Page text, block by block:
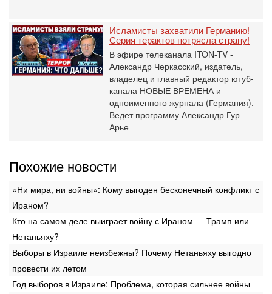
Исламисты захватили Германию!
Серия терактов потрясла страну!
В эфире телеканала ITON-TV -
Александр Черкасский, издатель,
владелец и главный редактор ютуб-
канала НОВЫЕ ВРЕМЕНА и
одноименного журнала (Германия).
Ведет программу Александр Гур-
Арье
Похожие новости
«Ни мира, ни войны»: Кому выгоден бесконечный конфликт с
Ираном?
Кто на самом деле выиграет войну с Ираном — Трамп или
Нетаньяху?
Выборы в Израиле неизбежны? Почему Нетаньяху выгодно
провести их летом
Год выборов в Израиле: Проблема, которая сильнее войны